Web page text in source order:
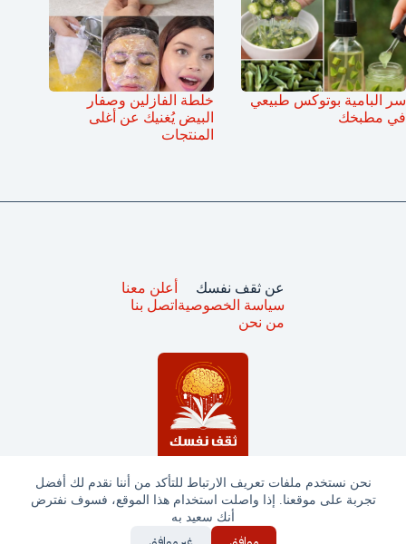
نحن نستخدم ملفات تعريف الارتباط للتأكد من أننا نقدم لك أفضل
تجربة على موقعنا. إذا واصلت استخدام هذا الموقع، فسوف نفترض
أنك سعيد به
سر البامية بوتوكس طبيعي
في مطبخك
خلطة الفازلين وصفار
البيض يُغنيك عن أغلى
المنتجات
جميع الحقوق محفوظة © ثقف نفسك 2025
عن ثقف نفسك
سياسة الخصوصية
من نحن
أعلن معنا
اتصل بنا